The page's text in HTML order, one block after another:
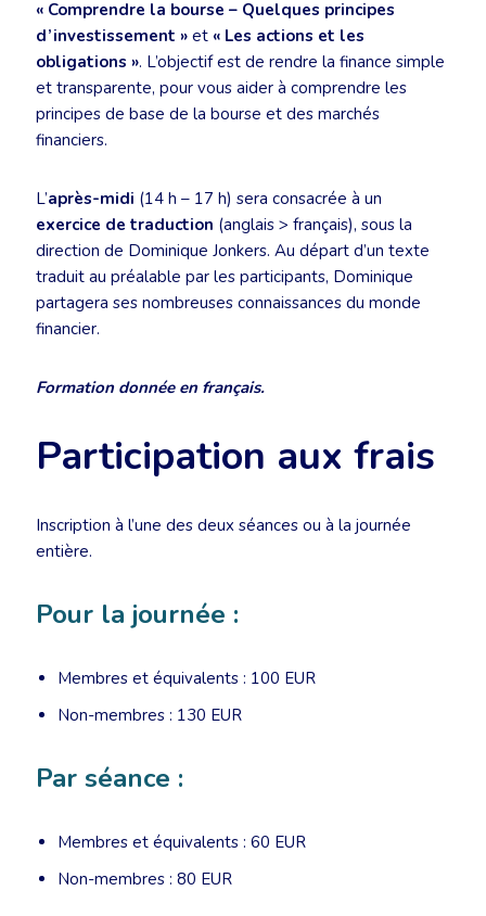
« Comprendre la bourse – Quelques principes
d’investissement » et « Les actions et les
obligations ». L’objectif est de rendre la finance simple
et transparente, pour vous aider à comprendre les
principes de base de la bourse et des marchés
financiers.
L’après-midi (14 h – 17 h) sera consacrée à un
exercice de traduction (anglais > français), sous la
direction de Dominique Jonkers. Au départ d’un texte
traduit au préalable par les participants, Dominique
partagera ses nombreuses connaissances du monde
financier.
Formation donnée en français.
Participation aux frais
Inscription à l’une des deux séances ou à la journée
entière.
Pour la journée :
Membres et équivalents : 100 EUR
Non-membres : 130 EUR
Par séance :
Membres et équivalents : 60 EUR
Non-membres : 80 EUR